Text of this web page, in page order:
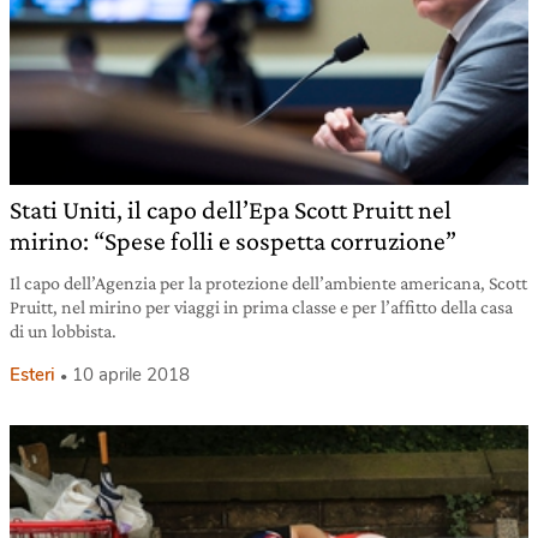
Stati Uniti, il capo dell’Epa Scott Pruitt nel
mirino: “Spese folli e sospetta corruzione”
Il capo dell’Agenzia per la protezione dell’ambiente americana, Scott
Pruitt, nel mirino per viaggi in prima classe e per l’affitto della casa
di un lobbista.
Esteri 10 aprile 2018